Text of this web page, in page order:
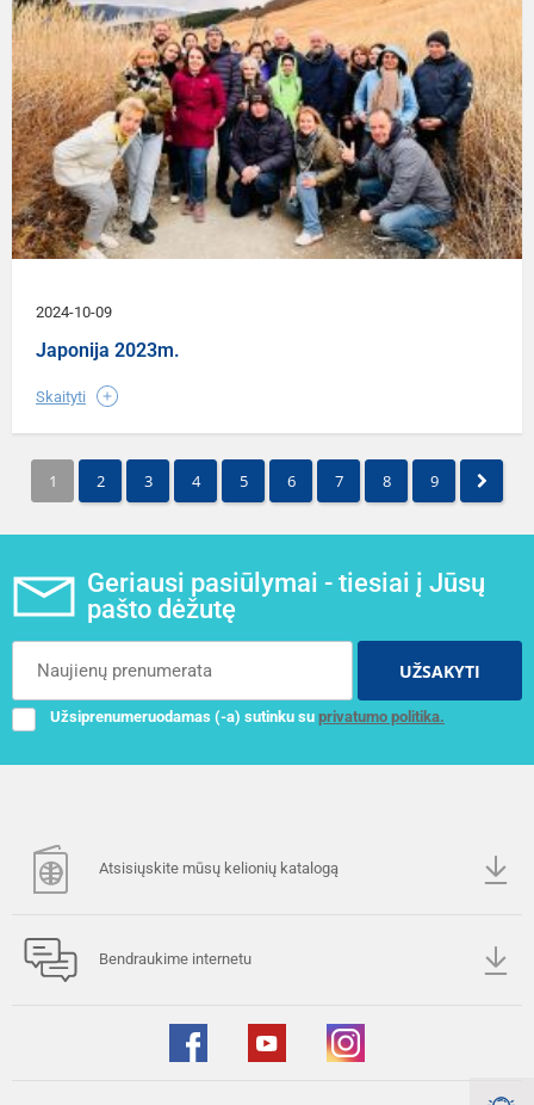
2024-10-09
Japonija 2023m.
Skaityti
1 2 3 4 5 6 7 8 9
Geriausi pasiūlymai - tiesiai į Jūsų
pašto dėžutę
UŽSAKYTI
Užsiprenumeruodamas (-a) sutinku su privatumo politika.
Atsisiųskite mūsų kelionių katalogą
Bendraukime internetu